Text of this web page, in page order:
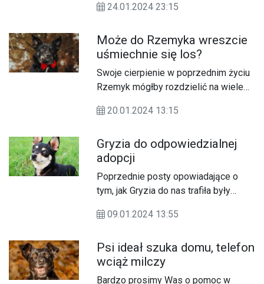
Połamany, obolały, odchodził powoli w
postu sypały się gromy, ochy, achy,
łezki, serduszka, apele…
24.01.2024 23:15
Może do Rzemyka wreszcie
uśmiechnie się los?
Swoje cierpienie w poprzednim życiu
Rzemyk mógłby rozdzielić na wiele
byłoby zdecydowanie za dużo.
20.01.2024 13:15
Gryzia do odpowiedzialnej
adopcji
Poprzednie posty opowiadające o
tym, jak Gryzia do nas trafiła były
przyszedł czas na adopcję i chcemy,
jak najbardziej przemyślana i podjęta
świadomie.
09.01.2024 13:55
Psi ideał szuka domu, telefon
wciąż milczy
Bardzo prosimy Was o pomoc w